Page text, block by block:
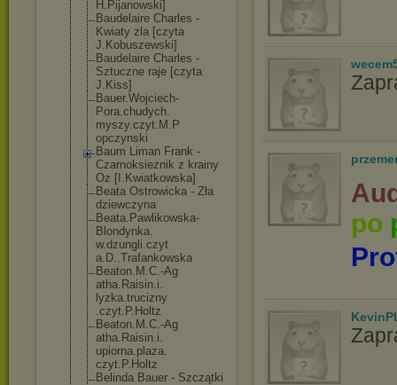
H.Pijanowski]
Baudelaire Charles -
Kwiaty zla [czyta
J.Kobuszewski]
Baudelaire Charles -
Sztuczne raje [czyta
J.Kiss]
Bauer.Wojciech-
Pora.chudych.
myszy.czyt.M.P
opczynski
Baum Liman Frank -
Czarnoksieznik z krainy
Oz [I.Kwiatkowska]
Beata Ostrowicka - Zła
dziewczyna
Beata.Pawlikowska-
Blondynka.
w.dzungli.czyt
a.D..Trafankowska
Beaton.M.C.-Ag
atha.Raisin.i.
lyzka.trucizny
.czyt.P.Holtz
Beaton.M.C.-Ag
atha.Raisin.i.
upiorna.plaza.
czyt.P.Holtz
Belinda Bauer - Szczątki
po